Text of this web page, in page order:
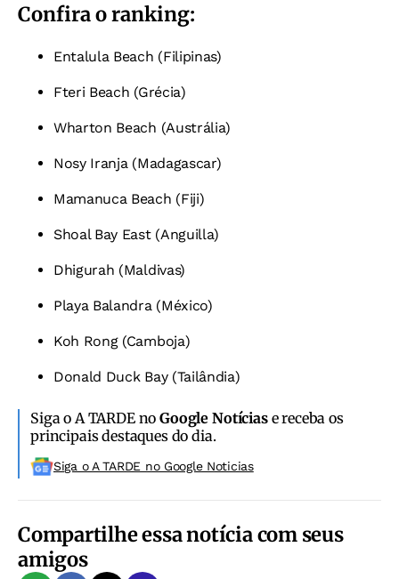
Confira o ranking:
Entalula Beach (Filipinas)
Fteri Beach (Grécia)
Wharton Beach (Austrália)
Nosy Iranja (Madagascar)
Mamanuca Beach (Fiji)
Shoal Bay East (Anguilla)
Dhigurah (Maldivas)
Playa Balandra (México)
Koh Rong (Camboja)
Donald Duck Bay (Tailândia)
Siga o A TARDE noGoogle Notíciase receba os
principais destaques do dia.
Siga o A TARDE no Google Noticias
Compartilhe essa notícia com seus
amigos